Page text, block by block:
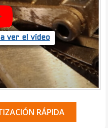
ver el vídeo
RÁPIDA